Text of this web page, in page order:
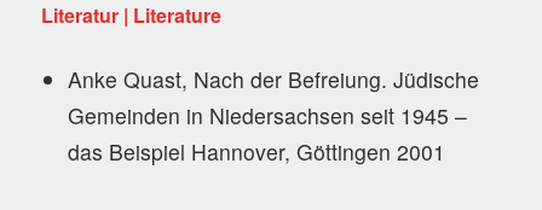
Literatur | Literature
Anke Quast, Nach der Befreiung. Jüdische
Gemeinden in Niedersachsen seit 1945 –
das Beispiel Hannover, Göttingen 2001